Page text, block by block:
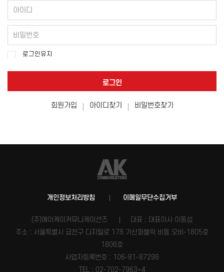
로그인유지
로그인
회원가입 아이디찾기 비밀번호찾기
개인정보처리방침 이메일무단수집거부
(주)에이케이커뮤니케이션즈
대표 : 대표이사 이동섭
주소 : 서울특별시 금천구 디지털로 178 가산퍼블릭 비동 오비-1805호
1806호
사업자등록번호 : 106-81-87298
TEL : 02-702-7963~4